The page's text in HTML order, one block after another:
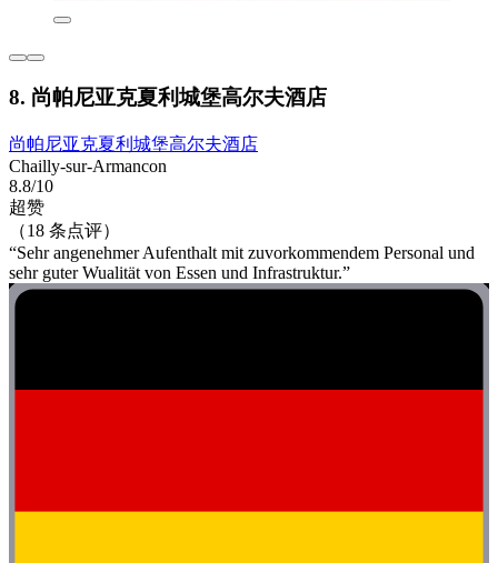
8. 尚帕尼亚克夏利城堡高尔夫酒店
尚帕尼亚克夏利城堡高尔夫酒店
Chailly-sur-Armancon
8.8/10
超赞
（18 条点评）
“Sehr angenehmer Aufenthalt mit zuvorkommendem Personal und
sehr guter Wualität von Essen und Infrastruktur.”